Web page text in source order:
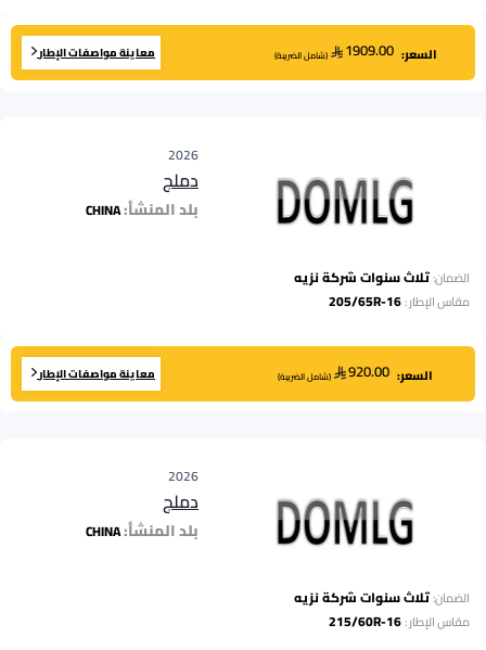
السعر: 1909.00
(شامل الضريبة) معاينة مواصفات الإطار
2026
دملج
بلد المنشأ:CHINA
الضمان:ثلاث سنوات شركة نزيه
مقاس الإطار:
205/65R-16
السعر: 920.00
(شامل الضريبة) معاينة مواصفات الإطار
2026
دملج
بلد المنشأ:CHINA
الضمان:ثلاث سنوات شركة نزيه
مقاس الإطار:
215/60R-16